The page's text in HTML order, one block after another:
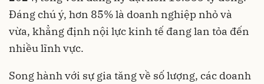
Đáng chú ý, hơn 85% là doanh nghiệp nhỏ và
vừa, khẳng định nội lực kinh tế đang lan tỏa đến
nhiều lĩnh vực.
Song hành với sự gia tăng về số lượng, các doanh